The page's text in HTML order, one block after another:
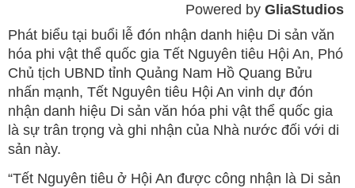
Powered by GliaStudios
Phát biểu tại buổi lễ đón nhận danh hiệu Di sản văn
hóa phi vật thể quốc gia Tết Nguyên tiêu Hội An, Phó
Chủ tịch UBND tỉnh Quảng Nam Hồ Quang Bửu
nhấn mạnh, Tết Nguyên tiêu Hội An vinh dự đón
nhận danh hiệu Di sản văn hóa phi vật thể quốc gia
là sự trân trọng và ghi nhận của Nhà nước đối với di
sản này.
“Tết Nguyên tiêu ở Hội An được công nhận là Di sản